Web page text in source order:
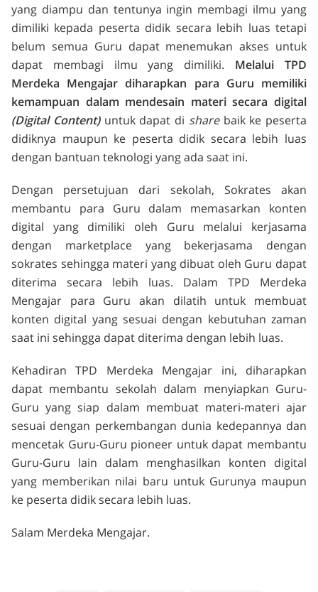
yang diampu dan tentunya ingin membagi ilmu yang
dimiliki kepada peserta didik secara lebih luas tetapi
belum semua Guru dapat menemukan akses untuk
dapat membagi ilmu yang dimiliki. Melalui TPD
Merdeka Mengajar diharapkan para Guru memiliki
kemampuan dalam mendesain materi secara digital
(Digital Content)untuk dapat di sharebaik ke peserta
didiknya maupun ke peserta didik secara lebih luas
dengan bantuan teknologi yang ada saat ini.
Dengan persetujuan dari sekolah, Sokrates akan
membantu para Guru dalam memasarkan konten
digital yang dimiliki oleh Guru melalui kerjasama
dengan marketplaceyang bekerjasama dengan
sokrates sehingga materi yang dibuat oleh Guru dapat
diterima secara lebih luas. Dalam TPD Merdeka
Mengajar para Guru akan dilatih untuk membuat
konten digital yang sesuai dengan kebutuhan zaman
saat ini sehingga dapat diterima dengan lebih luas.
Kehadiran TPD Merdeka Mengajar ini, diharapkan
dapat membantu sekolah dalam menyiapkan Guru-
Guru yang siap dalam membuat materi-materi ajar
sesuai dengan perkembangan dunia kedepannya dan
mencetak Guru-Guru pioneer untuk dapat membantu
Guru-Guru lain dalam menghasilkan konten digital
yang memberikan nilai baru untuk Gurunya maupun
ke peserta didik secara lebih luas.
Salam Merdeka Mengajar.